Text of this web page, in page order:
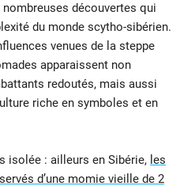
nombreuses découvertes qui
du monde scytho-sibérien.
venues de la steppe
apparaissent non
redoutés, mais aussi
riche en symboles et en
isolée : ailleurs en Sibérie, les
d’une momie vieille de 2